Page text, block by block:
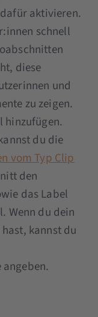
aktivieren.
schnell
diese
und
zu zeigen.
hinzufügen.
du die
vom Typ Clip
den
das Label
Wenn du dein
kannst du